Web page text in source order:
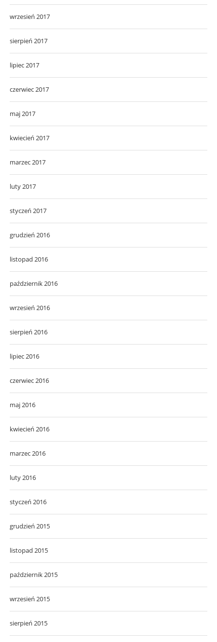
wrzesień 2017
sierpień 2017
lipiec 2017
czerwiec 2017
maj 2017
kwiecień 2017
marzec 2017
luty 2017
styczeń 2017
grudzień 2016
listopad 2016
październik 2016
wrzesień 2016
sierpień 2016
lipiec 2016
czerwiec 2016
maj 2016
kwiecień 2016
marzec 2016
luty 2016
styczeń 2016
grudzień 2015
listopad 2015
październik 2015
wrzesień 2015
sierpień 2015